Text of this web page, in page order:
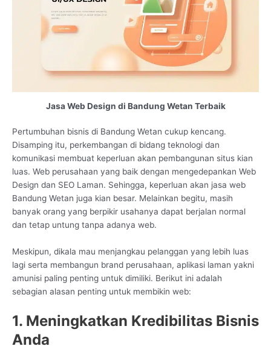
Jasa Web Design di Bandung Wetan Terbaik
Pertumbuhan bisnis di Bandung Wetan cukup kencang.
Disamping itu, perkembangan di bidang teknologi dan
komunikasi membuat keperluan akan pembangunan situs kian
luas. Web perusahaan yang baik dengan mengedepankan Web
Design dan SEO Laman. Sehingga, keperluan akan jasa web
Bandung Wetan juga kian besar. Melainkan begitu, masih
banyak orang yang berpikir usahanya dapat berjalan normal
dan tetap untung tanpa adanya web.
Meskipun, dikala mau menjangkau pelanggan yang lebih luas
lagi serta membangun brand perusahaan, aplikasi laman yakni
amunisi paling penting untuk dimiliki. Berikut ini adalah
sebagian alasan penting untuk membikin web:
1. Meningkatkan Kredibilitas Bisnis
Anda